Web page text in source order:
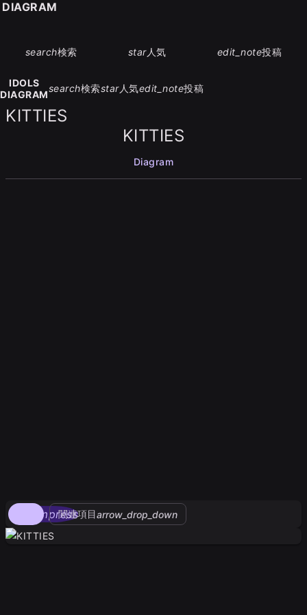
search検索 star人気 edit_note投稿
IDOLS
DIAGRAM
search検索star人気edit_note投稿
KITTIES
KITTIES
Diagram
compress
関連項目arrow_drop_down